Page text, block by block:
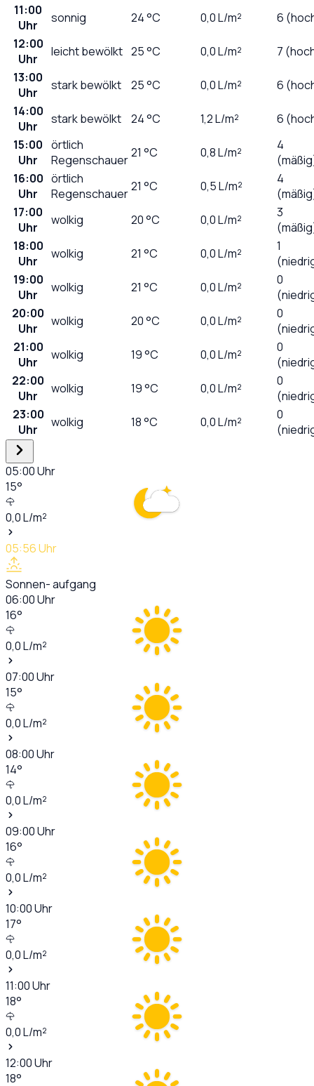
11:00
Uhr
sonnig 24°C 0,0L/m²
6
12:00
Uhr
leicht bewölkt 25°C 0,0L/m²
7
13:00
Uhr
stark bewölkt 25°C 0,0L/m²
6
14:00
Uhr
stark bewölkt 24°C 1,2L/m²
6
15:00
Uhr
örtlich
Regenschauer21 °C 0,8L/m²
4
16:00
Uhr
örtlich
Regenschauer21 °C 0,5L/m²
4
17:00
Uhr
wolkig 20°C 0,0L/m²
3
18:00
Uhr
wolkig 21 °C 0,0L/m²
1
19:00
Uhr
wolkig 21 °C 0,0L/m²
0
20:00
Uhr
wolkig 20°C 0,0L/m²
0
21:00
Uhr
wolkig 19°C 0,0L/m²
0
22:00
Uhr
wolkig 19°C 0,0L/m²
0
23:00
Uhr
wolkig 18°C 0,0L/m²
0
05:00Uhr
15°
0,0L/m²
05:56Uhr
Sonnen- aufgang
06:00Uhr
16°
0,0L/m²
07:00Uhr
15°
0,0L/m²
08:00Uhr
14°
0,0L/m²
09:00Uhr
16°
0,0L/m²
10:00Uhr
17°
0,0L/m²
11:00Uhr
18°
0,0L/m²
12:00Uhr
18°